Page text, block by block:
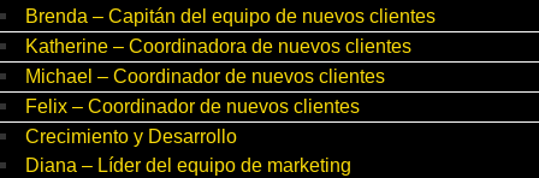
Brenda – Capitán del equipo de nuevos clientes
Katherine – Coordinadora de nuevos clientes
Michael – Coordinador de nuevos clientes
Felix – Coordinador de nuevos clientes
Crecimiento y Desarrollo
Diana – Líder del equipo de marketing